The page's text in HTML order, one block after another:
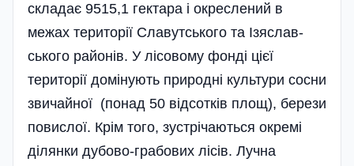
складає 9515,1 гектара і окреслений в
межах території Славутського та Ізяслав­
ського районів. У лісовому фонді цієї
території домінують при­родні культури сосни
звичайної (понад 50 відсотків площ), берези
пови­слої. Крім того, зустрічаються окре­мі
ділянки дубово-грабових лісів. Лучна